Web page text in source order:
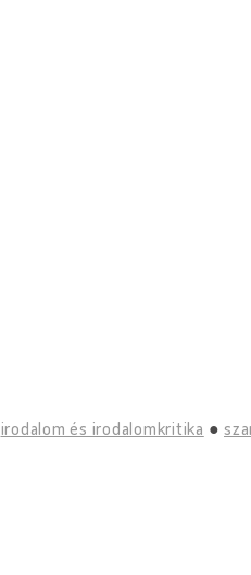
irodalom és irodalomkritika